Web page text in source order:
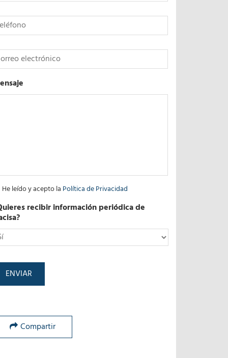
He leído y acepto la Política de Privacidad
recibir información periódica de
Compartir